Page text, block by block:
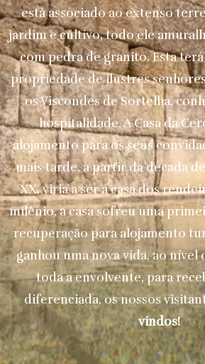
está associado ao extenso
jardim e cultivo, todo ele
com pedra de granito. Esta
propriedade de ilustres
os Viscondes de Sortelha,
hospitalidade. A Casa da
alojamento para os seus
mais tarde, a partir da década
XX, viria a ser a casa dos
milénio, a casa sofreu uma
recuperação para alojamento
ganhou uma nova vida, ao nível
toda a envolvente, para
diferenciada, os nossos
vindos!